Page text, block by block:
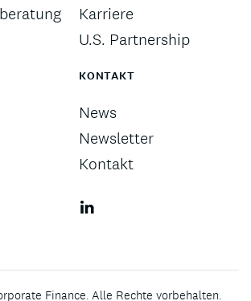
Karriere
U.S. Partnership
KONTAKT
News
Newsletter
Kontakt
Finance. Alle Rechte vorbehalten.